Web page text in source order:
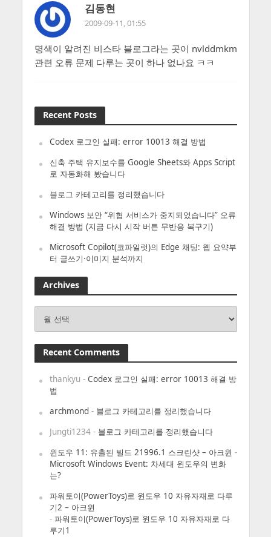
김동현
2009-09-11, 01:55
명색이 알려진 비스타 블로그라는 곳이 nvlddmkm
관련 오류 문제 다루는 곳이 하나 없나요 ㅋㅋ
Recent Posts
Codex 로그인 실패: error 10013 해결 방법
신축 주택 유지보수를 Google Sheets와 Apps Script
로 자동화해 봤습니다
블로그 카테고리를 정리했습니다
Windows 보안 “위협 서비스가 중지되었습니다” 오류
해결 방법 (지금 다시 시작 버튼 무반응 복구기)
Microsoft Copilot(코파일럿)의 Edge 채팅: 웹 요약부
터 글쓰기·이미지 분석까지
Archives
Recent Comments
thankyu - Codex 로그인 실패: error 10013 해결 방
법
archmond- 블로그 카테고리를 정리했습니다
Jungti1234- 블로그 카테고리를 정리했습니다
윈도우 11: 유출된 빌드 21996.1 스크린샷 – 아크윈 -
Microsoft Windows Event: 차세대 윈도우의 변화
는?
파워토이(PowerToys)로 윈도우 10 자유자재로 다루
기2 – 아크윈
- 파워토이(PowerToys)로 윈도우 10 자유자재로 다
루기1